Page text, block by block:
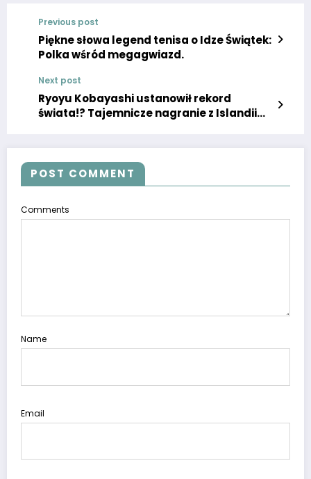
Previous post
Piękne słowa legend tenisa o Idze Świątek:
Polka wśród megagwiazd.
Next post
Ryoyu Kobayashi ustanowił rekord
świata!? Tajemnicze nagranie z Islandii
POST COMMENT
Comments
Name
Email